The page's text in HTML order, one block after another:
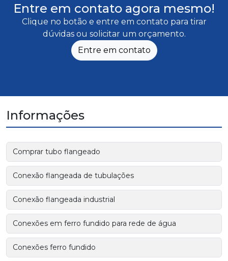
Entre em contato agora mesmo!
Clique no botão e entre em contato para tirar
dúvidas ou solicitar um orçamento.
Entre em contato
Informações
Comprar tubo flangeado
Conexão flangeada de tubulações
Conexão flangeada industrial
Conexões em ferro fundido para rede de água
Conexões ferro fundido